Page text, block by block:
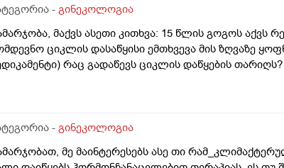
მოქმედებსო,2 კვირის წინ სხვა ქალაქში
ექიმთან. არის რაიმე შანსი ფეხმძიმობის?
მქონდა ხოლმე28-30 დღე შუალედი.
- გინეკოლოგია
მაქვს ასეთი კითხვა: 15 წლის გოგოს აქვს
ციკლის დასაწყისი ემთხვევა მის ზღვაზე
რაც გადაწევს ციკლის დაწყების
- გინეკოლოგია
მე მაინტერესებს ასე თი